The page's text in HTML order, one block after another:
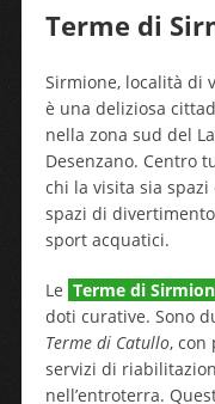
Terme di
Sirmione, località di
è una deliziosa
nella zona sud del
Desenzano. Centro
chi la visita sia
spazi di
sport acquatici.
Le Terme di
doti curative. Sono
Terme di Catullo, con
servizi di
nell’entroterra.